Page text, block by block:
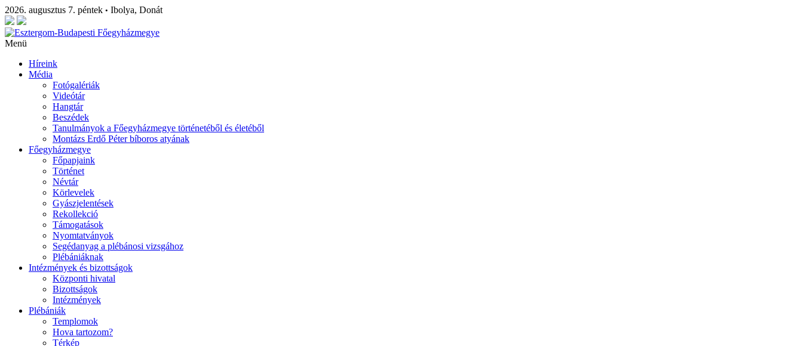
2026. augusztus 7. péntek • Ibolya, Donát
Menü
Híreink
Média
Fotógalériák
Videótár
Hangtár
Beszédek
Tanulmányok a Főegyházmegye történetéből és életéből
Montázs Erdő Péter bíboros atyának
Főegyházmegye
Főpapjaink
Történet
Névtár
Körlevelek
Gyászjelentések
Rekollekció
Támogatások
Nyomtatványok
Segédanyag a plébánosi vizsgához
Plébániáknak
Intézmények és bizottságok
Központi hivatal
Bizottságok
Intézmények
Plébániák
Templomok
Hova tartozom?
Térkép